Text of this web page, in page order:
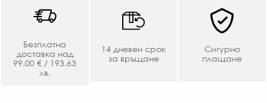
Безплатна
доставка над
99.00 € / 193.63
лв.
14 дневен срок
за връщане
Сигурно
плащане